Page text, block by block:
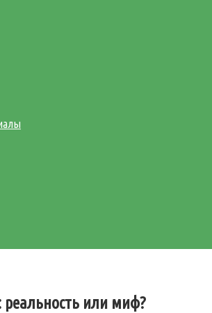
реальность или миф?